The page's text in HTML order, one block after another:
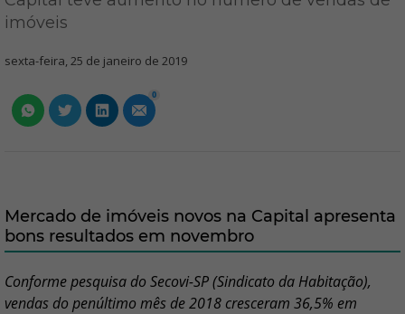
imóveis
sexta-feira, 25 de janeiro de 2019
0
Mercado de imóveis novos na Capital apresenta
bons resultados em novembro
Conforme pesquisa do Secovi-SP (Sindicato da Habitação),
vendas do penúltimo mês de 2018 cresceram 36,5% em